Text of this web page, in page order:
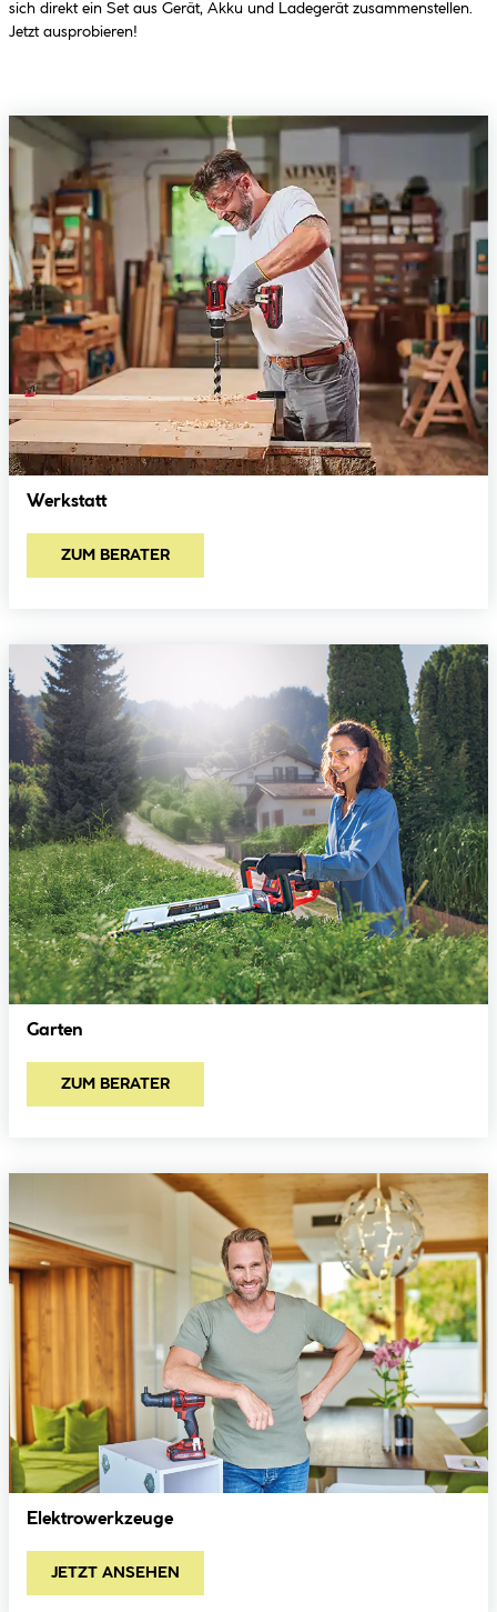
sich direkt ein Set aus Gerät, Akku und Ladegerät zusammenstellen.
Jetzt ausprobieren!
Werkstatt
ZUM BERATER
Garten
ZUM BERATER
Elektrowerkzeuge
JETZT ANSEHEN